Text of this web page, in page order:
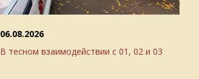
В тесном взаимодействии с 01, 02 и 03
06.08.2026